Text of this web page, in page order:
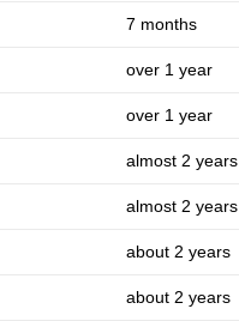
7 months
over 1 year
over 1 year
almost 2 years
almost 2 years
about 2 years
about 2 years